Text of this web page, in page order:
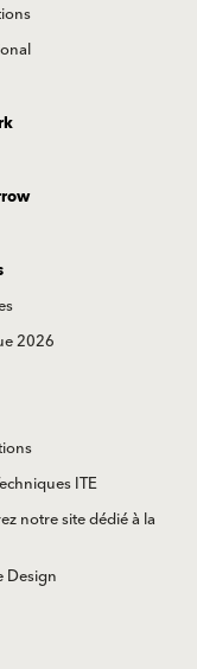
2026
ITE
notre site dédié à la
Design